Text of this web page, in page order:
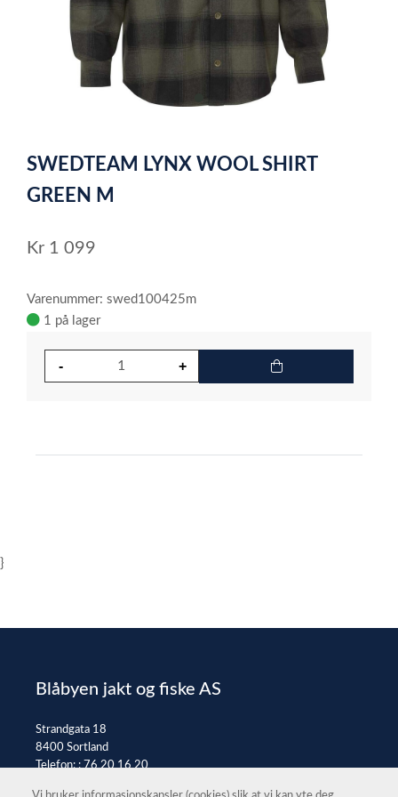
item
of
1
SWEDTEAM LYNX WOOL SHIRT
GREEN M
Kr 1 099
Varenummer: swed100425m
1 på lager
}
Blåbyen jakt og fiske AS
Strandgata 18
8400 Sortland
Telefon: :76 20 16 20